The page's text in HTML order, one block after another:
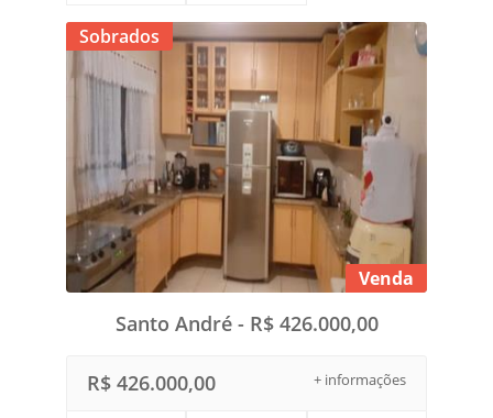
Sobrados
Venda
Santo André - R$ 426.000,00
+ informações
R$ 426.000,00